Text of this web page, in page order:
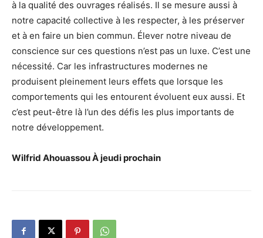
à la qualité des ouvrages réalisés. Il se mesure aussi à
notre capacité collective à les respecter, à les préserver
et à en faire un bien commun. Élever notre niveau de
conscience sur ces questions n’est pas un luxe. C’est une
nécessité. Car les infrastructures modernes ne
produisent pleinement leurs effets que lorsque les
comportements qui les entourent évoluent eux aussi. Et
c’est peut-être là l’un des défis les plus importants de
notre développement.
Wilfrid Ahouassou À jeudi prochain